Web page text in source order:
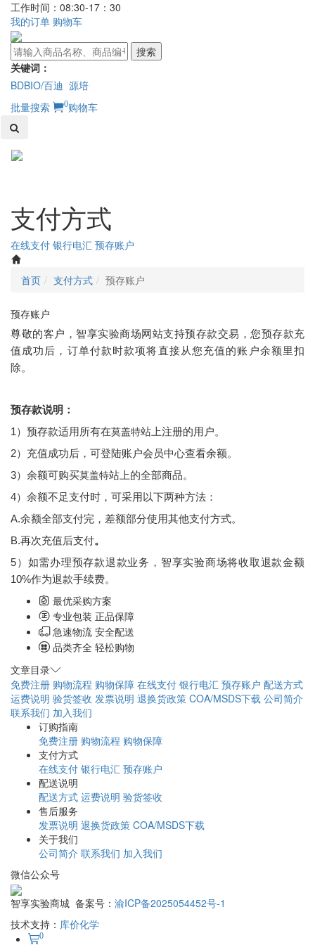
工作时间：08:30-17：30
我的订单 购物车
搜索
关键词：
BDBIO/百迪 源培
批量搜索
0购物车
支付方式
在线支付 银行电汇 预存账户
首页 支付方式 预存账户
预存账户
尊敬的客户，智享实验商场网站支持预存款交易，您预存款充
值成功后，订单付款时款项将直接从您充值的账户余额里扣
除。
预存款说明：
1）预存款适用所有在莫盖特站上注册的用户。
2）充值成功后，可登陆账户会员中心查看余额。
3）余额可购买莫盖特站上的全部商品。
4）余额不足支付时，可采用以下两种方法：
A.余额全部支付完，差额部分使用其他支付方式。
B.再次充值后支付。
5）如需办理预存款退款业务， 智享实验商场将收取退款金额
10%作为退款手续费。
最优采购方案
专业包装 正品保障
急速物流 安全配送
品类齐全 轻松购物
文章目录
免费注册 购物流程 购物保障 在线支付 银行电汇 预存账户 配送方式
运费说明 验货签收 发票说明 退换货政策 COA/MSDS下载 公司简介
联系我们 加入我们
订购指南
免费注册 购物流程 购物保障
支付方式
在线支付 银行电汇 预存账户
配送说明
配送方式 运费说明 验货签收
售后服务
发票说明 退换货政策 COA/MSDS下载
关于我们
公司简介 联系我们 加入我们
微信公众号
智享实验商城 备案号： 渝ICP备2025054452号-1
技术支持： 库价化学
0